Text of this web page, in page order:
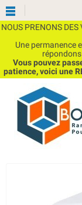
NOUS PRENONS
Une permanence
Vous pouvez
patience, voici une